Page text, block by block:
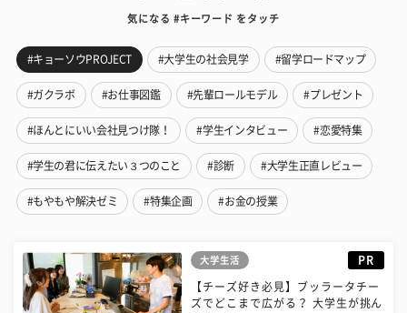
気になる #キーワード をタッチ
#キョーソウPROJECT #大学生の社会見学 #留学ロードマップ
#ガクラボ #お仕事図鑑 #先輩ロールモデル #プレゼント
#ほんとにいい会社見つけ隊！ #学生インタビュー #恋愛特集
#学生の君に伝えたい３つのこと #診断 #大学生正直レビュー
#もやもや解決ゼミ #特集企画 #お金の授業
大学生活 PR
【チーズ好き必見】ブッラータチー
ズでどこまで広がる？ 大学生が挑ん